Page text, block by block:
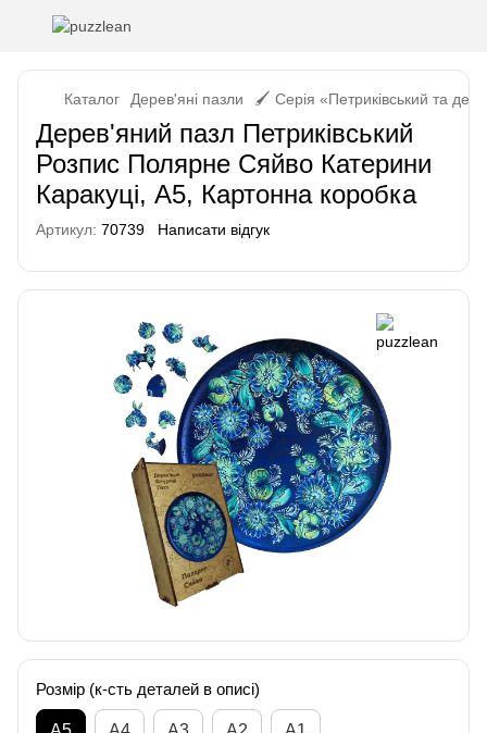
Каталог Дерев'яні пазли 🖌️ Серія «Петриківський та
Дерев'яний пазл Петриківський
Розпис Полярне Сяйво Катерини
Каракуці, А5, Картонна коробка
Артикул: 70739 Написати відгук
Розмір (к-сть деталей в описі)